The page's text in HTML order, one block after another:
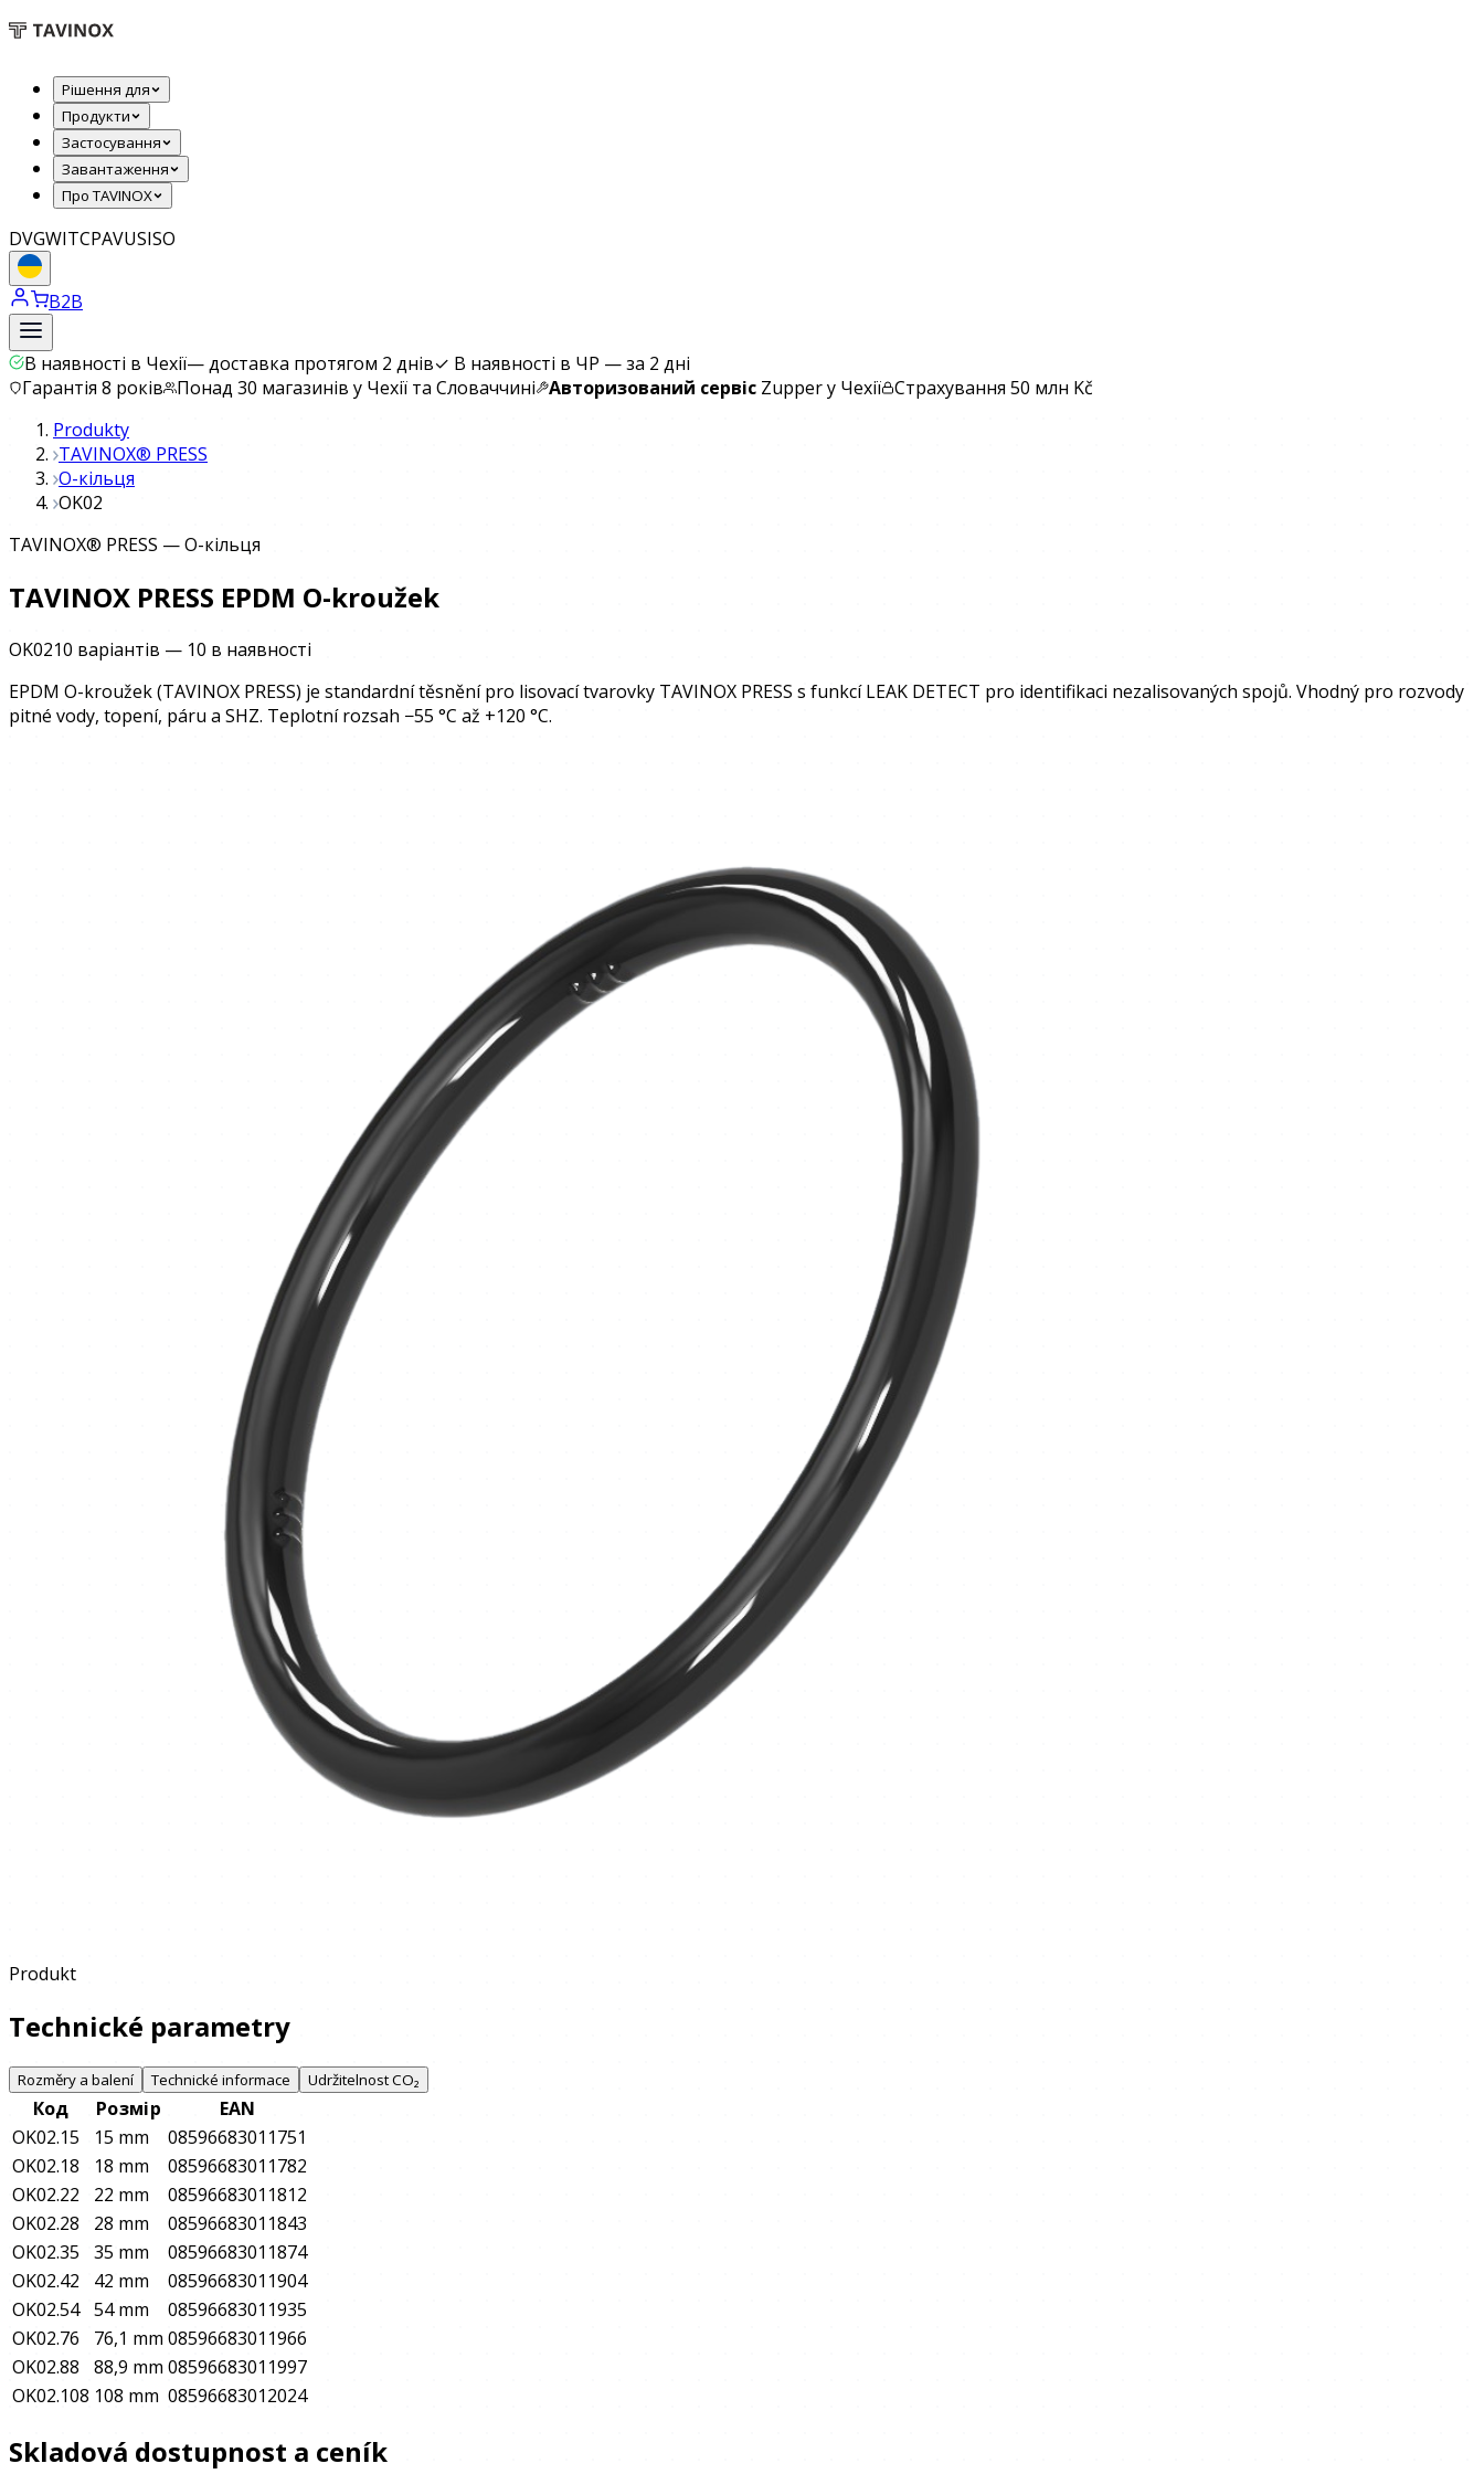
Рішення для
Продукти
Застосування
Завантаження
Про TAVINOX
DVGWITCPAVUSISO
B2B
В наявності в Чехії—доставка протягом 2 днів✓ В наявності в ЧР — за 2 дні
Гарантія 8 років
Понад 30 магазинів у Чехії та Словаччині Авторизований сервіс Zupper у Чехії Страхування 50 млн Kč
Produkty
TAVINOX® PRESS
O-кільця
OK02
TAVINOX® PRESS —O-кільця
TAVINOX PRESS EPDM O-kroužek
OK0210 варіантів — 10 в наявності
EPDM O-kroužek (TAVINOX PRESS) je standardní těsnění pro lisovací tvarovky TAVINOX PRESS s funkcí LEAK DETECT pro identifikaci nezalisovaných spojů. Vhodný pro rozvody
pitné vody, topení, páru a SHZ. Teplotní rozsah −55 °C až +120 °C.
Produkt
Technické parametry
Rozměry a balení Technické informace Udržitelnost CO₂
Код Розмір
EAN
OK02.15
15 mm
08596683011751
OK02.18
18 mm
08596683011782
OK02.22
22 mm
08596683011812
OK02.28
28 mm
08596683011843
OK02.35
35 mm
08596683011874
OK02.42
42 mm
08596683011904
OK02.54 54 mm
08596683011935
OK02.76
76,1 mm 08596683011966
OK02.88
88,9 mm 08596683011997
OK02.108 108 mm 08596683012024
Skladová dostupnost a ceník